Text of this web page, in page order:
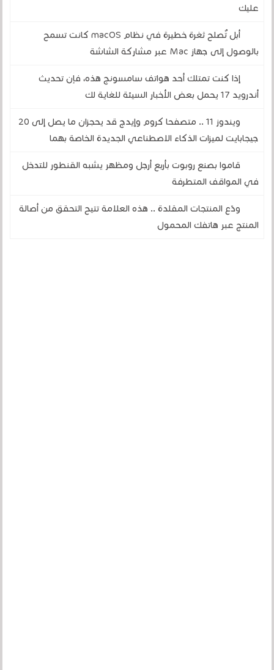
عليك
أبل تُصلح ثغرة خطيرة في نظام macOS كانت تسمح
بالوصول إلى جهاز Mac عبر مشاركة الشاشة
إذا كنت تمتلك أحد هواتف سامسونج هذه، فإن تحديث
أندرويد 17 يحمل بعض الأخبار السيئة للغاية لك
ويندوز 11 .. متصفحا كروم وإيدج قد يحجزان ما يصل إلى 20
جيجابايت لميزات الذكاء الاصطناعي الجديدة الخاصة بهما
قاموا بصنع روبوت بأربع أرجل ومظهر يشبه القنطور للتدخل
في المواقف المتطرفة
ودّع المنتجات المقلدة .. هذه العلامة تتيح التحقق من أصالة
المنتج عبر هاتفك المحمول